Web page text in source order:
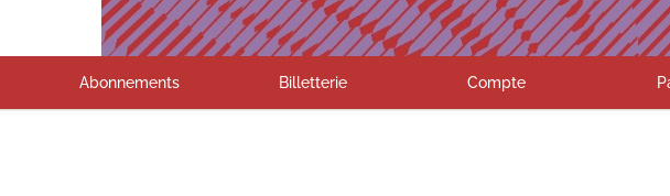
Abonnements Billetterie Compte